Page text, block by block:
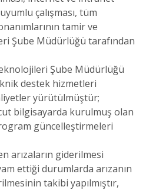
çalışması, tüm
tamir ve
Şube Müdürlüğü tarafından
Şube Müdürlüğü
destek hizmetleri
yürütülmüştür;
bilgisayarda kurulmuş olan
güncelleştirmeleri
arızaların giderilmesi
ettiği durumlarda arızanın
takibi yapılmıştır,